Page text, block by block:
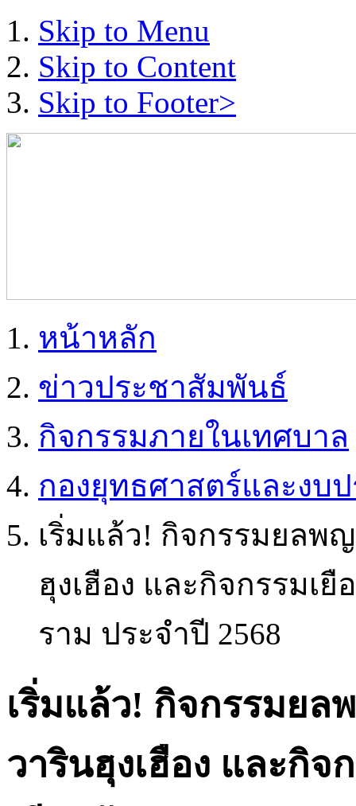
Skip to Menu
Skip to Content
Skip to Footer>
หน้าหลัก
ข่าวประชาสัมพันธ์
กิจกรรมภายในเทศบาล
กองยุทธศาสตร์และงบ
เริ่มแล้ว! กิจกรรมยลพ
ฮุงเฮือง และกิจกรรมเ
ราม ประจำปี 2568
เริ่มแล้ว! กิจกรรมย
วารินฮุงเฮือง และกิ